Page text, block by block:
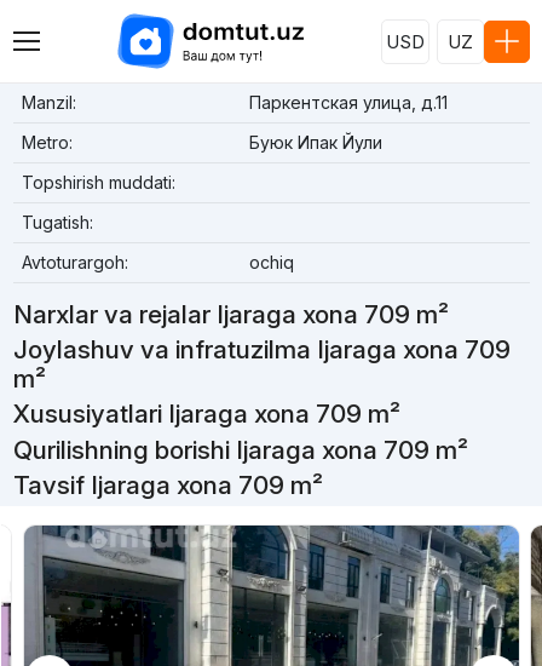
USD UZ
Manzil:
Паркентская улица, д.11
Metro:
Буюк Ипак Йули
Topshirish muddati:
Tugatish:
Avtoturargoh:
ochiq
Narxlar va rejalar Ijaraga xona 709 m²
Joylashuv va infratuzilma Ijaraga xona 709
m²
Xususiyatlari Ijaraga xona 709 m²
Qurilishning borishi Ijaraga xona 709 m²
Tavsif Ijaraga xona 709 m²